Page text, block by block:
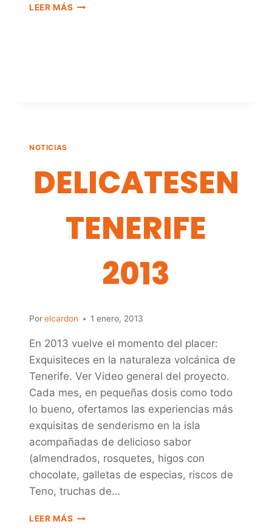
LEER MÁS PREMIOS
NOTICIAS
DELICATESEN
TENERIFE
2013
Porelcardon 1 enero, 2013
En 2013 vuelve el momento del placer:
Exquisiteces en la naturaleza volcánica de
Tenerife. Ver Video general del proyecto.
Cada mes, en pequeñas dosis como todo
lo bueno, ofertamos las experiencias más
exquisitas de senderismo en la isla
acompañadas de delicioso sabor
(almendrados, rosquetes, higos con
chocolate, galletas de especias, riscos de
Teno, truchas de…
LEER MÁS DELICATESEN